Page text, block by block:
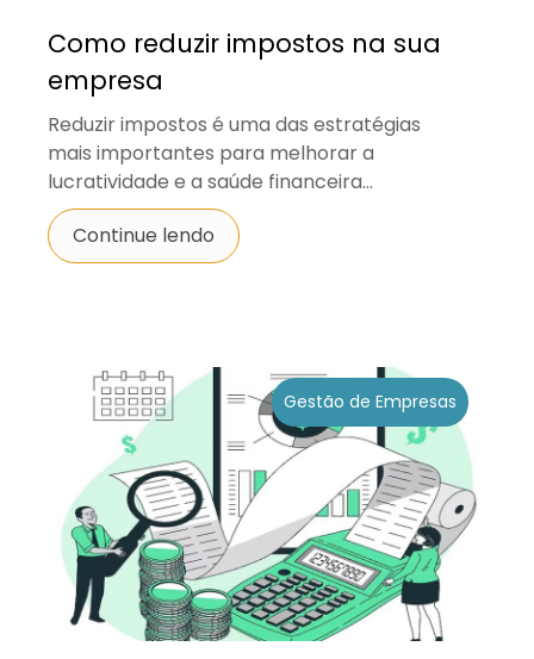
Como reduzir impostos na sua
empresa
Reduzir impostos é uma das estratégias
mais importantes para melhorar a
lucratividade e a saúde financeira...
Continue lendo
Gestão de Empresas